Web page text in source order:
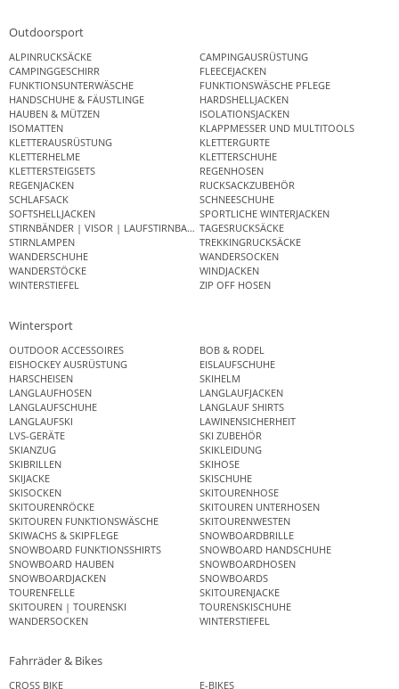
Outdoorsport
ALPINRUCKSÄCKE
CAMPINGAUSRÜSTUNG
CAMPINGGESCHIRR
FLEECEJACKEN
FUNKTIONSUNTERWÄSCHE
FUNKTIONSWÄSCHE PFLEGE
HANDSCHUHE & FÄUSTLINGE
HARDSHELLJACKEN
HAUBEN & MÜTZEN
ISOLATIONSJACKEN
ISOMATTEN
KLAPPMESSER UND MULTITOOLS
KLETTERAUSRÜSTUNG
KLETTERGURTE
KLETTERHELME
KLETTERSCHUHE
KLETTERSTEIGSETS
REGENHOSEN
REGENJACKEN
RUCKSACKZUBEHÖR
SCHLAFSACK
SCHNEESCHUHE
SOFTSHELLJACKEN
SPORTLICHE WINTERJACKEN
STIRNBÄNDER | VISOR | LAUFSTIRNBANDTAGESRUCKSÄCKE
STIRNLAMPEN
TREKKINGRUCKSÄCKE
WANDERSCHUHE
WANDERSOCKEN
WANDERSTÖCKE
WINDJACKEN
WINTERSTIEFEL
ZIP OFF HOSEN
Wintersport
OUTDOOR ACCESSOIRES
BOB & RODEL
EISHOCKEY AUSRÜSTUNG
EISLAUFSCHUHE
HARSCHEISEN
SKIHELM
LANGLAUFHOSEN
LANGLAUFJACKEN
LANGLAUFSCHUHE
LANGLAUF SHIRTS
LANGLAUFSKI
LAWINENSICHERHEIT
LVS-GERÄTE
SKI ZUBEHÖR
SKIANZUG
SKIKLEIDUNG
SKIBRILLEN
SKIHOSE
SKIJACKE
SKISCHUHE
SKISOCKEN
SKITOURENHOSE
SKITOURENRÖCKE
SKITOUREN UNTERHOSEN
SKITOUREN FUNKTIONSWÄSCHE
SKITOURENWESTEN
SKIWACHS & SKIPFLEGE
SNOWBOARDBRILLE
SNOWBOARD FUNKTIONSSHIRTS
SNOWBOARD HANDSCHUHE
SNOWBOARD HAUBEN
SNOWBOARDHOSEN
SNOWBOARDJACKEN
SNOWBOARDS
TOURENFELLE
SKITOURENJACKE
SKITOUREN | TOURENSKI
TOURENSKISCHUHE
WANDERSOCKEN
WINTERSTIEFEL
Fahrräder & Bikes
CROSS BIKE
E-BIKES